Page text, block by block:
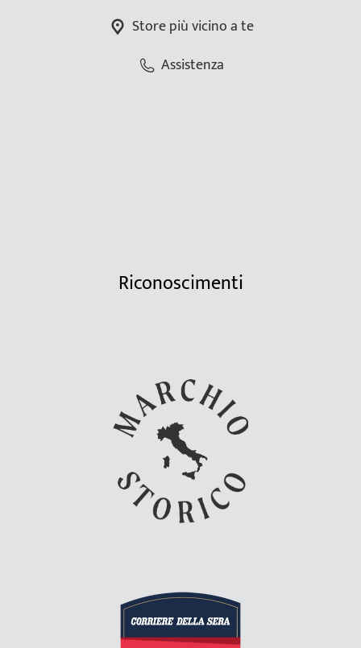
Store più vicino a te
Assistenza
Riconoscimenti